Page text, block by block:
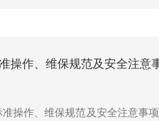
操作、维保规范及安全注意
操作、维保规范及安全注意事